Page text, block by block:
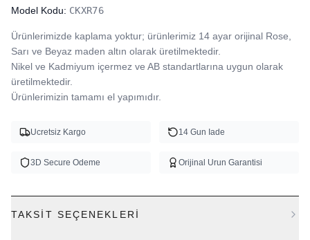
Model Kodu: CKXR76
Ürünlerimizde kaplama yoktur; ürünlerimiz 14 ayar orijinal Rose,
Sarı ve Beyaz maden altın olarak üretilmektedir.
Nikel ve Kadmiyum içermez ve AB standartlarına uygun olarak
üretilmektedir.
Ürünlerimizin tamamı el yapımıdır.
Ucretsiz Kargo 14 Gun Iade
3D Secure Odeme Orijinal Urun Garantisi
TAKSIT SEÇENEKLERI